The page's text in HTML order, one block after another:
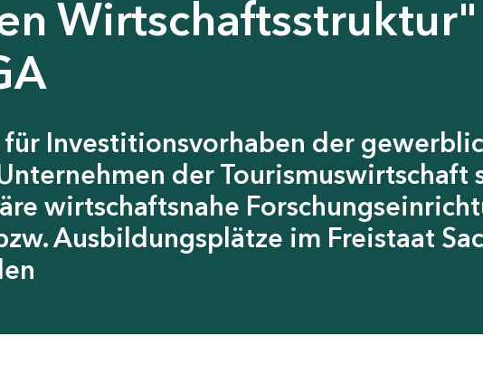
Investitionsvorhaben der
der
wirtschaftsnahe
Ausbildungsplätze im Freistaat